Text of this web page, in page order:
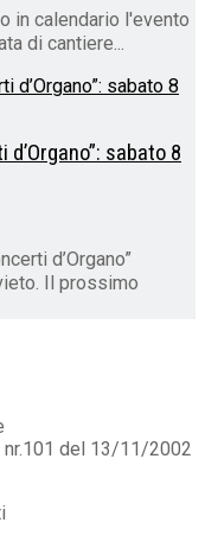
in calendario l'evento
di cantiere...
sabato 8
d’Organo”
Il prossimo
nr.101 del 13/11/2002